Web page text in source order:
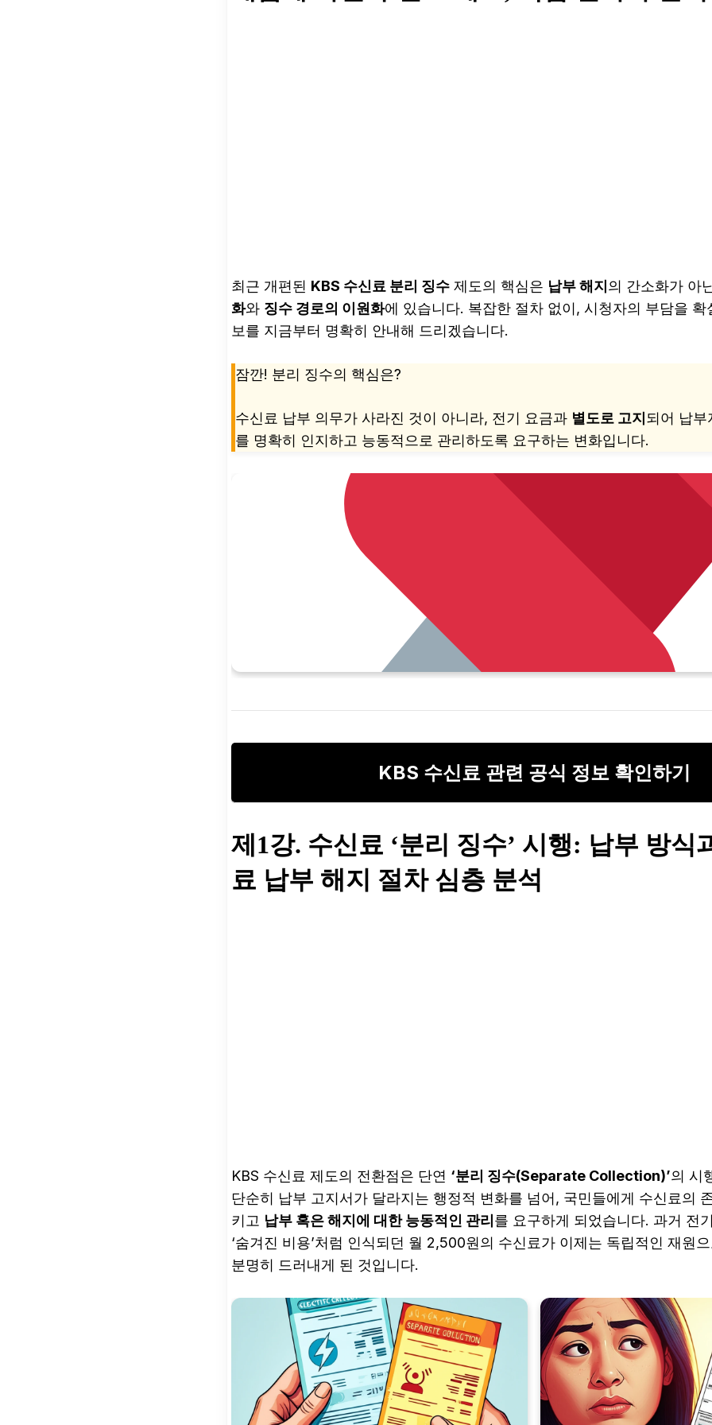
최근 개편된 KBS 수신료 분리 징수 제도의 핵심은 납부 해지 의 간소화가 아
화와 징수 경로의 이원화에 있습니다. 복잡한 절차 없이, 시청자의 부담을
보를 지금부터 명확히 안내해 드리겠습니다.
잠깐! 분리 징수의 핵심은?
수신료 납부 의무가 사라진 것이 아니라, 전기 요금과 별도로 고지 되어 납부
를 명확히 인지하고 능동적으로 관리하도록 요구하는 변화입니다.
KBS 수신료 관련 공식 정보 확인하기
제1강. 수신료 ‘분리 징수’ 시행: 납부 방식
료 납부 해지 절차 심층 분석
KBS 수신료 제도의 전환점은 단연 ‘분리 징수(Separate Collection)’의 시
단순히 납부 고지서가 달라지는 행정적 변화를 넘어, 국민들에게 수신료의
키고 납부 혹은 해지에 대한 능동적인 관리 를 요구하게 되었습니다. 과거 전
‘숨겨진 비용’처럼 인식되던 월 2,500원의 수신료가 이제는 독립적인 재원
분명히 드러내게 된 것입니다.